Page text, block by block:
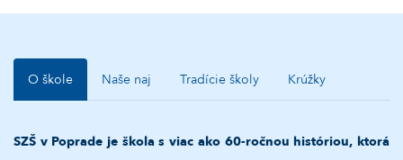
O škole Naše naj Tradície školy Krúžky
SZŠ v Poprade je škola s viac ako 60-ročnou históriou, ktorá